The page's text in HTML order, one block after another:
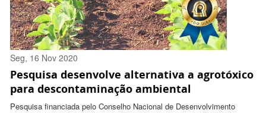
Seg, 16 Nov 2020
14:15:00 -0300
Pesquisa desenvolve alternativa a agrotóxico
para descontaminação ambiental
Pesquisa financiada pelo Conselho Nacional de Desenvolvimento